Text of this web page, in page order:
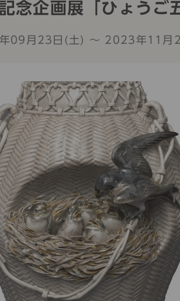
念企画展「ひょうご
09月23日(土) 〜 2023年11月